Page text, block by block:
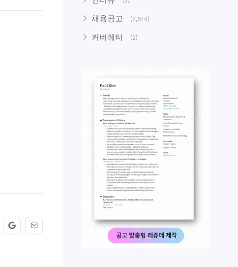
on FaceBook
this on Twitter
Share this on GMail
Share this on EMail
채용공고 (2,614)
커버레터 (2)